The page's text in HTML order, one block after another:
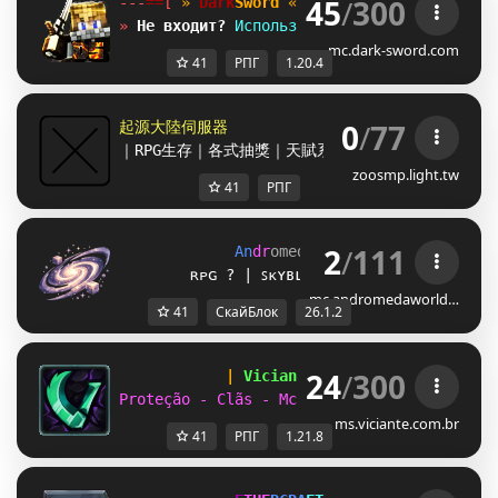
» Не входит? Используй IP: ru.dark-
45/300
mc.dark-sword.com
41 РПГ 1.20.4
起源大陸伺服器
｜RPG生存｜各式抽獎｜天賦系統｜特殊附魔｜種族起
0/77
zoosmp.light.tw
41 РПГ
And romed Wo rld → 26.1.2
ʀᴘɢ ? | ꜱᴋʏʙʟᴏᴄᴋ ⛏ | ᴘɪʟʟᴀʀ ᴡᴀʀꜱ
2/111
mc.andromedaworld…
41 СкайБлок 26.1.2
Viciante [1.21.8+]
Proteção - Clãs - McMMO - Eventos e
24/300
ms.viciante.com.br
41 РПГ 1.21.8